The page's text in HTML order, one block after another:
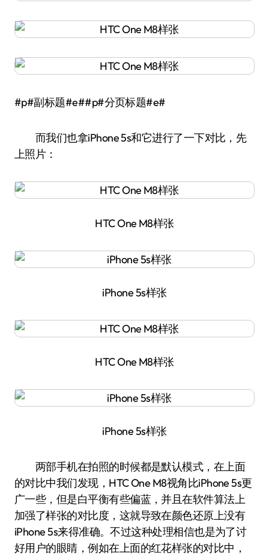
#p#副标题#e##p#分页标题#e#
而我们也拿iPhone 5s和它进行了一下对比，先
上照片：
HTC One M8样张
iPhone 5s样张
HTC One M8样张
iPhone 5s样张
两部手机在拍照的时候都是默认模式，在上面
的对比中我们发现，HTC One M8视角比iPhone 5s更
广一些，但是白平衡有些偏蓝，并且在软件算法上
加强了样张的对比度，这就导致在颜色还原上没有
iPhone 5s来得准确。不过这种处理相信也是为了讨
好用户的眼睛，例如在上面的红花样张的对比中，